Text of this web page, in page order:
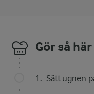
Gör så här
Sätt ugnen